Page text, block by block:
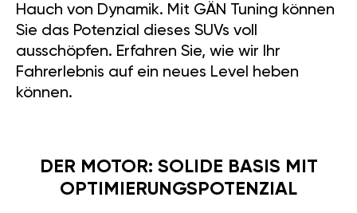
Hauch von Dynamik. Mit GÄN Tuning können
Sie das Potenzial dieses SUVs voll
ausschöpfen. Erfahren Sie, wie wir Ihr
Fahrerlebnis auf ein neues Level heben
können.
DER MOTOR: SOLIDE BASIS MIT
OPTIMIERUNGSPOTENZIAL